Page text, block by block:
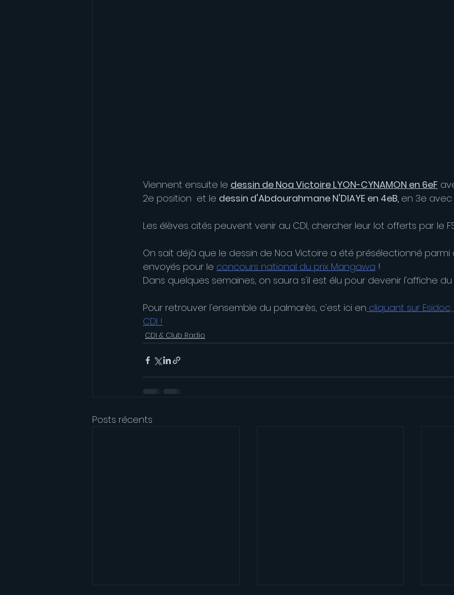
Viennent ensuite le dessin de Noa Victoire LYON-CYNAMON en 6eF
2e position  et le dessin d'Abdourahmane N'DIAYE en 4eB, en 3e avec
Les élèves cités peuvent venir au CDI, chercher leur lot offerts par le
On sait déjà que le dessin de Noa Victoire a été présélectionné parmi
envoyés pour le concours national du prix Mangawa !
Dans quelques semaines, on saura s'il est élu pour devenir l'affiche du
Pour retrouver l'ensemble du palmarès, c'est ici en cliquant sur
CDI !
CDI & Club Radio
Posts récents